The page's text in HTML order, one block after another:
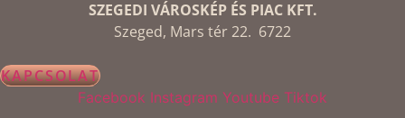
SZEGEDI VÁROSKÉP ÉS PIAC KFT.
Szeged, Mars tér 22. 6722
KAPCSOLAT
Facebook Instagram Youtube Tiktok